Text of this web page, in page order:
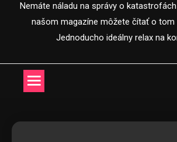
Nemáte náladu na správy o
našom magazíne môžete čítať o tom
Jednoducho ideálny relax na